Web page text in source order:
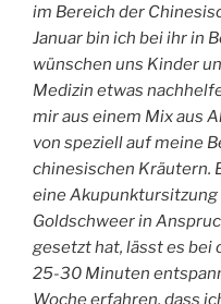
im Bereich der
Januar bin ich bei ihr in
wünschen uns Kinder
Medizin etwas
mir aus einem Mix aus
von speziell auf meine
chinesischen Kräutern.
eine Akupunktursitzung
Goldschweer in
gesetzt hat, lässt es
25-30 Minuten
Woche erfahren, dass